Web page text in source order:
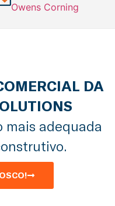
Owens Corning
DA
mais adequada